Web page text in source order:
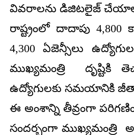
వివరాలను డిజిటలైజ్
రాష్ట్రంలో దాదాపు 4,800
4,300 ఏజెన్సీలు
ముఖ్యమంత్రి దృష్టికి
ఉద్యోగులకు సమయానికి
ఈ అంశాన్ని తీవ్రంగా
సందర్భంగా ముఖ్యమంత్రి